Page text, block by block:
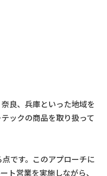
良、兵庫といった地域を
ックの商品を取り扱って
です。このアプローチに
ト営業を実施しながら、